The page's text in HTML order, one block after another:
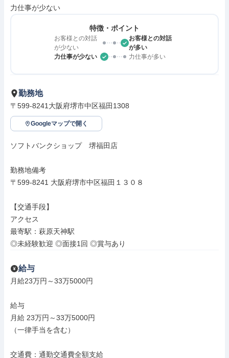
力仕事が少ない
特徴・ポイント
お客様との対話
が少ない
お客様との対話
が多い
力仕事が少ない
力仕事が多い
勤務地
〒599-8241大阪府堺市中区福田1308
Googleマップで開く
ソフトバンクショップ　堺福田店
勤務地備考
〒599-8241 大阪府堺市中区福田１３０８
【交通手段】
アクセス
最寄駅：萩原天神駅
◎未経験歓迎 ◎面接1回 ◎賞与あり
給与
月給23万円～33万5000円
給与
月給 23万円～33万5000円
（一律手当を含む）
交通費：通勤交通費全額支給